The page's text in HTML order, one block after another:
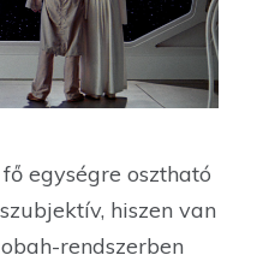
egységre osztható
hiszen van
rendszerben